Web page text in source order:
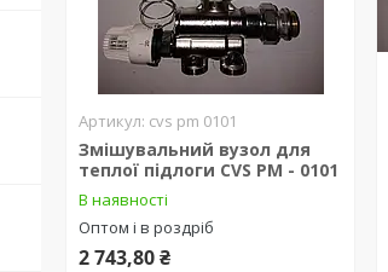
cvs pm 0101
Змішувальний вузол для
теплої підлоги CVS PM - 0101
В наявності
Оптом і в роздріб
2 743,80 ₴